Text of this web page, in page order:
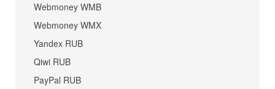
Webmoney WMB
Webmoney WMX
Yandex RUB
Qiwi RUB
PayPal RUB